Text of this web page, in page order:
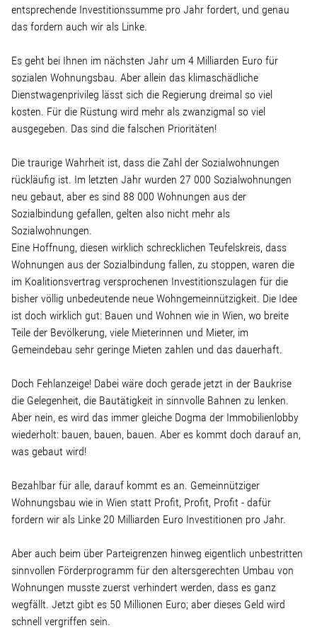
Stellenangebot
Kontakt
Team
Mediathek
Über mich
Lebenslauf
Wohnopoly
Leseprobe
Bestellen
entsprechende Investitionssumme pro Jahr fordert, und genau
das fordern auch wir als Linke.
Es geht bei Ihnen im nächsten Jahr um 4 Milliarden Euro für
sozialen Wohnungsbau. Aber allein das klimaschädliche
Dienstwagenprivileg lässt sich die Regierung dreimal so viel
kosten. Für die Rüstung wird mehr als zwanzigmal so viel
ausgegeben. Das sind die falschen Prioritäten!
Die traurige Wahrheit ist, dass die Zahl der Sozialwohnungen
rückläufig ist. Im letzten Jahr wurden 27 000 Sozialwohnungen
neu gebaut, aber es sind 88 000 Wohnungen aus der
Sozialbindung gefallen, gelten also nicht mehr als
Sozialwohnungen.
Eine Hoffnung, diesen wirklich schrecklichen Teufelskreis, dass
Wohnungen aus der Sozialbindung fallen, zu stoppen, waren die
im Koalitionsvertrag versprochenen Investitionszulagen für die
bisher völlig unbedeutende neue Wohngemeinnützigkeit. Die Idee
ist doch wirklich gut: Bauen und Wohnen wie in Wien, wo breite
Teile der Bevölkerung, viele Mieterinnen und Mieter, im
Gemeindebau sehr geringe Mieten zahlen und das dauerhaft.
Doch Fehlanzeige! Dabei wäre doch gerade jetzt in der Baukrise
die Gelegenheit, die Bautätigkeit in sinnvolle Bahnen zu lenken.
Aber nein, es wird das immer gleiche Dogma der Immobilienlobby
wiederholt: bauen, bauen, bauen. Aber es kommt doch darauf an,
was gebaut wird!
Bezahlbar für alle, darauf kommt es an. Gemeinnütziger
Wohnungsbau wie in Wien statt Profit, Profit, Profit - dafür
fordern wir als Linke 20 Milliarden Euro Investitionen pro Jahr.
Aber auch beim über Parteigrenzen hinweg eigentlich unbestritten
sinnvollen Förderprogramm für den altersgerechten Umbau von
Wohnungen musste zuerst verhindert werden, dass es ganz
wegfällt. Jetzt gibt es 50 Millionen Euro; aber dieses Geld wird
schnell vergriffen sein.